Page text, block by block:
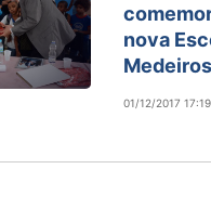
nova
Medeiros
01/12/2017